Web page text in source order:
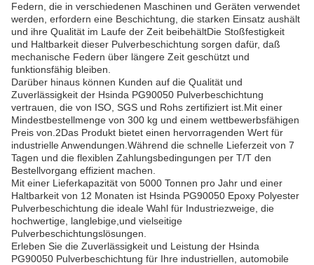
Federn, die in verschiedenen Maschinen und Geräten verwendet
werden, erfordern eine Beschichtung, die starken Einsatz aushält
und ihre Qualität im Laufe der Zeit beibehältDie Stoßfestigkeit
und Haltbarkeit dieser Pulverbeschichtung sorgen dafür, daß
mechanische Federn über längere Zeit geschützt und
funktionsfähig bleiben.
Darüber hinaus können Kunden auf die Qualität und
Zuverlässigkeit der Hsinda PG90050 Pulverbeschichtung
vertrauen, die von ISO, SGS und Rohs zertifiziert ist.Mit einer
Mindestbestellmenge von 300 kg und einem wettbewerbsfähigen
Preis von.2Das Produkt bietet einen hervorragenden Wert für
industrielle Anwendungen.Während die schnelle Lieferzeit von 7
Tagen und die flexiblen Zahlungsbedingungen per T/T den
Bestellvorgang effizient machen.
Mit einer Lieferkapazität von 5000 Tonnen pro Jahr und einer
Haltbarkeit von 12 Monaten ist Hsinda PG90050 Epoxy Polyester
Pulverbeschichtung die ideale Wahl für Industriezweige, die
hochwertige, langlebige,und vielseitige
Pulverbeschichtungslösungen.
Erleben Sie die Zuverlässigkeit und Leistung der Hsinda
PG90050 Pulverbeschichtung für Ihre industriellen, automobile